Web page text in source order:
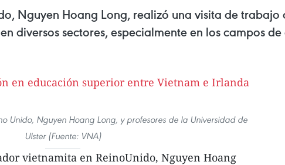
Nguyen Hoang Long, realizó una visita de
diversos sectores, especialmente en los campos
Unido, Nguyen Hoang Long, y profesores de la Universidad de
Ulster (Fuente: VNA)
vietnamita en ReinoUnido, Nguyen Hoang